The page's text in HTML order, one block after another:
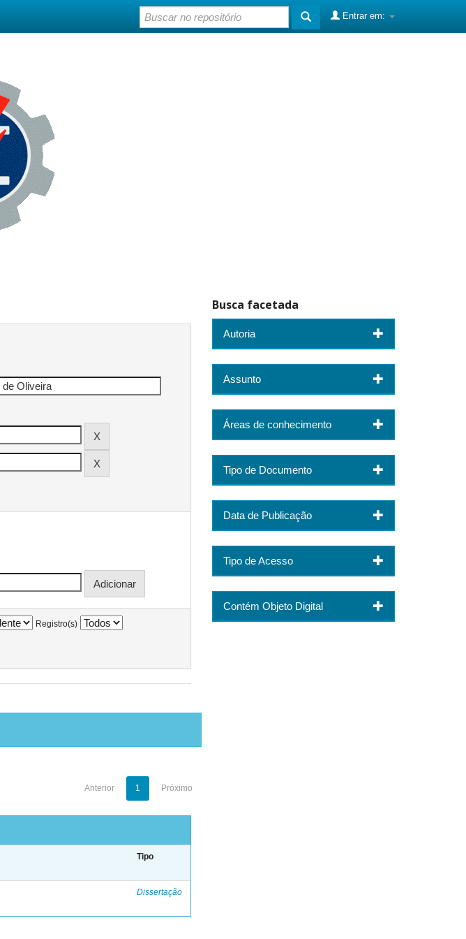
Entrar em:
Registro(s)
Anterior 1 Próximo
Tipo
Dissertação
Busca facetada
Autoria
Assunto
Áreas de conhecimento
Tipo de Documento
Data de Publicação
Tipo de Acesso
Contém Objeto Digital